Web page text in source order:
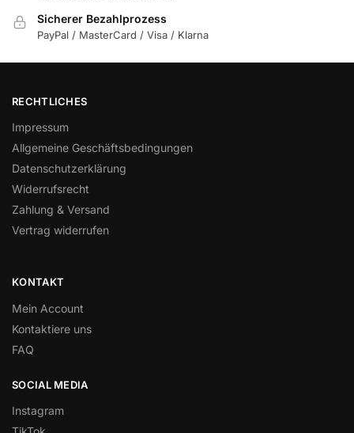
Sicherer Bezahlprozess
PayPal / MasterCard / Visa / Klarna
RECHTLICHES
Impressum
Allgemeine Geschäftsbedingungen
Datenschutzerklärung
Widerrufsrecht
Zahlung & Versand
Vertrag widerrufen
KONTAKT
Mein Account
Kontaktiere uns
FAQ
SOCIAL MEDIA
Instagram